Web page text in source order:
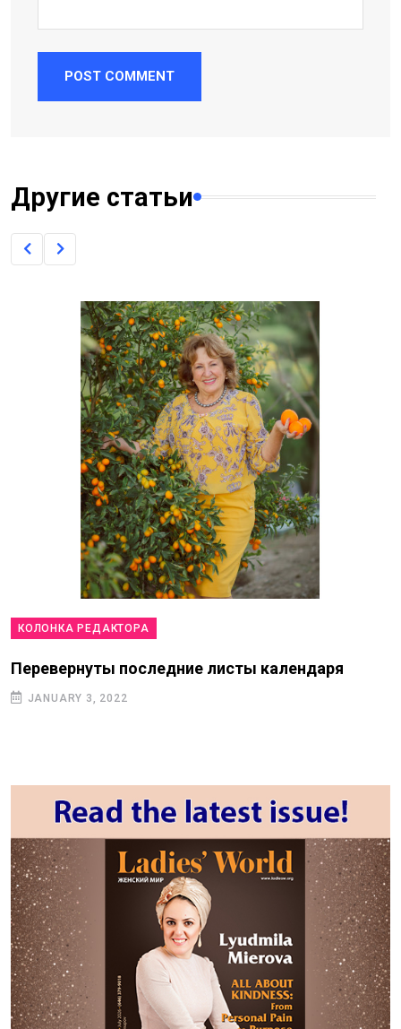
POST COMMENT
Другие статьи
КОЛОНКА РЕДАКТОРА
Перевернуты последние листы календаря
JANUARY 3, 2022